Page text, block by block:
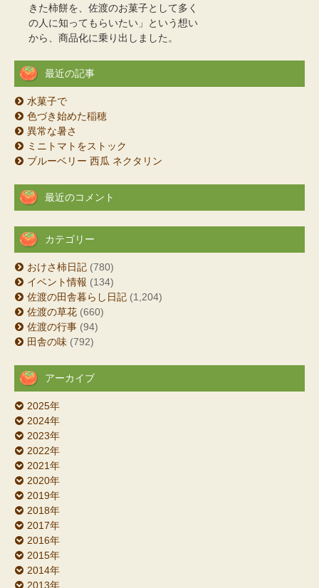
きた柿餅を、佐渡のお菓子として多く
の人に知ってもらいたい」という想い
から、商品化に乗り出しました。
最近の記事
水菓子で
色づき始めた稲穂
異常な暑さ
ミニトマトをストック
ブルーベリー 西瓜 ネクタリン
最近のコメント
カテゴリー
おけさ柿日記 (780)
イベント情報 (134)
佐渡の田舎暮らし日記 (1,204)
佐渡の草花 (660)
佐渡の行事 (94)
田舎の味 (792)
アーカイブ
2025年
2024年
2023年
2022年
2021年
2020年
2019年
2018年
2017年
2016年
2015年
2014年
2013年